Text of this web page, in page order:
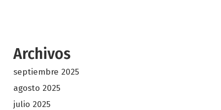
Archivos
septiembre 2025
agosto 2025
julio 2025